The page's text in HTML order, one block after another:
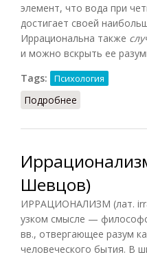
элемент, что вода при
достигает своей
Иррациональна также
и можно вскрыть ее
Tags:
Психология
Подробнее
Шевцов)
ИРРАЦИОНАЛИЗМ (лат.
узком смысле —
вв., отвергающее разум
человеческого бытия. В